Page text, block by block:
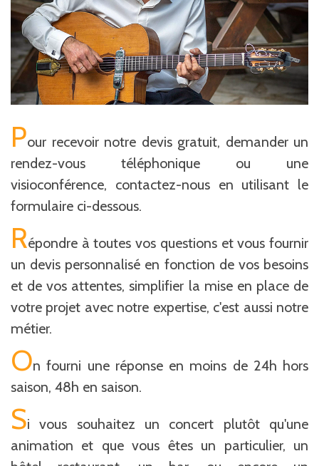
Pour recevoir notre devis gratuit, demander un
rendez-vous téléphonique ou une
visioconférence, contactez-nous en utilisant le
formulaire ci-dessous.
Répondre à toutes vos questions et vous fournir
un devis personnalisé en fonction de vos besoins
et de vos attentes, simplifier la mise en place de
votre projet avec notre expertise, c'est aussi notre
métier.
On fourni une réponse en moins de 24h hors
saison, 48h en saison.
Si vous souhaitez un concert plutôt qu'une
animation et que vous êtes un particulier, un